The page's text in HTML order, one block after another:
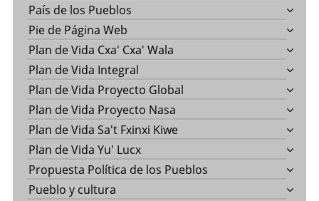
País de los Pueblos
Pie de Página Web
Plan de Vida Cxa' Cxa' Wala
Plan de Vida Integral
Plan de Vida Proyecto Global
Plan de Vida Proyecto Nasa
Plan de Vida Sa't Fxinxi Kiwe
Plan de Vida Yu' Lucx
Propuesta Política de los Pueblos
Pueblo y cultura